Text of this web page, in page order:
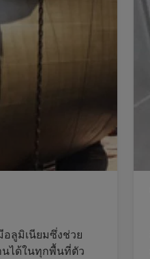
ลูมิเนียมซึ่งช่วย
นได้ในทุกพื้นที่ตัว